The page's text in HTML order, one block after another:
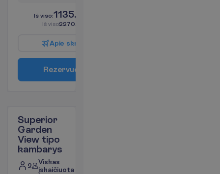
Iš viso:1135.00
Iš viso2270.00
Apie skr
Rezervuo
Superior
Garden
View tipo
kambarys
2
Viskas
įskaičiuota